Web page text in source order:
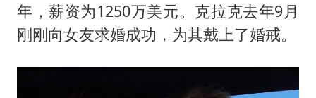
年，薪资为1250万美元。克拉克去年9月
刚刚向女友求婚成功，为其戴上了婚戒。